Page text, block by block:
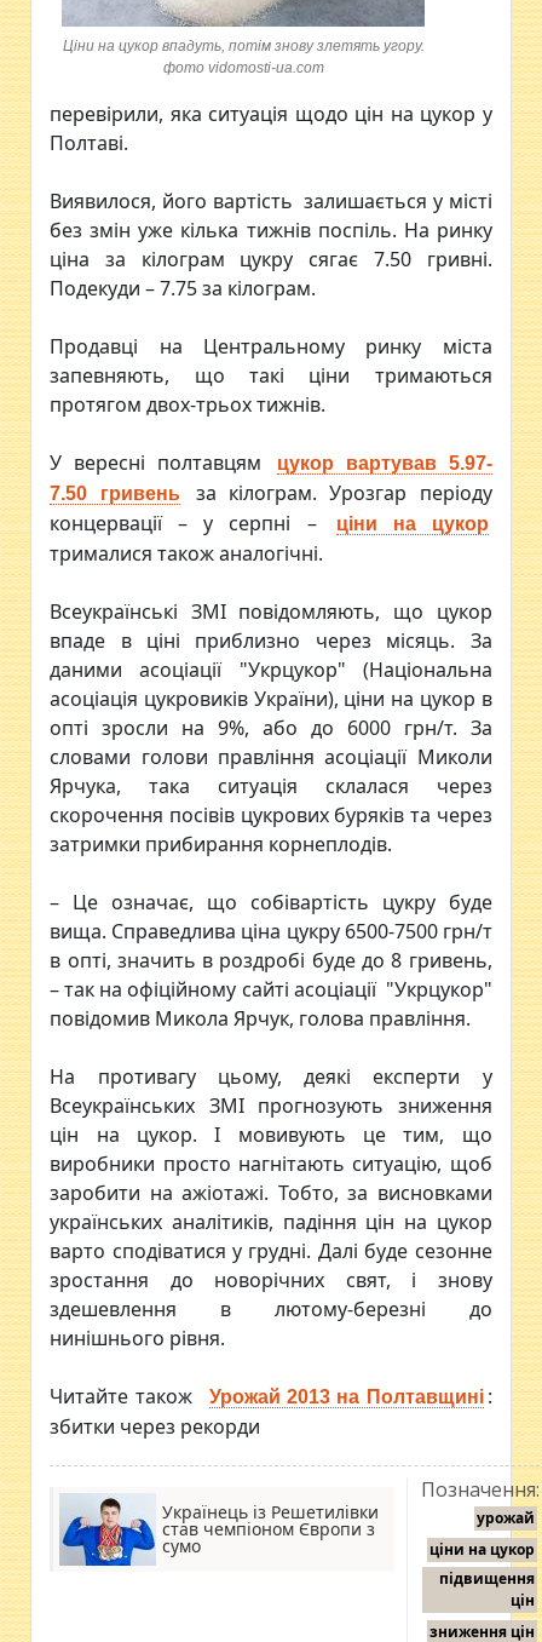
Ціни на цукор впадуть, потім знову злетять угору.
фото vidomosti-ua.com
перевірили, яка ситуація щодо цін на цукор у
Полтаві.
Виявилося, його вартість залишається у місті
без змін уже кілька тижнів поспіль. На ринку
ціна за кілограм цукру сягає 7.50 гривні.
Подекуди – 7.75 за кілограм.
Продавці на Центральному ринку міста
запевняють, що такі ціни тримаються
протягом двох-трьох тижнів.
У вересні полтавцям
цукор вартував 5.97-
7.50 гривень
за кілограм. Урозгар періоду
концервації – у серпні –
ціни на цукор
трималися також аналогічні.
Всеукраїнські ЗМІ повідомляють, що цукор
впаде в ціні приблизно через місяць. За
даними асоціації "Укрцукор" (Національна
асоціація цукровиків України), ціни на цукор в
опті зросли на 9%, або до 6000 грн/т. За
словами голови правління асоціації Миколи
Ярчука, така ситуація склалася через
скорочення посівів цукрових буряків та через
затримки прибирання корнеплодів.
– Це означає, що собівартість цукру буде
вища. Справедлива ціна цукру 6500-7500 грн/т
в опті, значить в роздробі буде до 8 гривень,
– так на офіційному сайті асоціації "Укрцукор"
повідомив Микола Ярчук, голова правління.
На противагу цьому, деякі експерти у
Всеукраїнських ЗМІ прогнозують зниження
цін на цукор. І мовивують це тим, що
виробники просто нагнітають ситуацію, щоб
заробити на ажіотажі. Тобто, за висновками
українських аналітиків, падіння цін на цукор
варто сподіватися у грудні. Далі буде сезонне
зростання до новорічних свят, і знову
здешевлення в лютому-березні до
нинішнього рівня.
Читайте також Урожай 2013 на Полтавщині :
збитки через рекорди
Українець із Решетилівки
став чемпіоном Європи з
сумо
Позначення:
урожай
ціни на цукор
підвищення
цін
зниження цін